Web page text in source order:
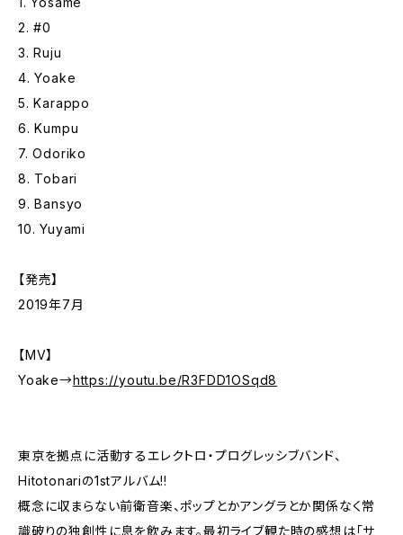
2. #0
3. Ruju
4. Yoake
5. Karappo
6. Kumpu
7. Odoriko
8. Tobari
9. Bansyo
10. Yuyami
【発売】
2019年7月
【MV】
Yoake→https://youtu.be/R3FDD1OSqd8
東京を拠点に活動するエレクトロ・プログレッシブバンド、
Hitotonariの1stアルバム!!
概念に収まらない前衛音楽、ポップとかアングラとか関係なく常
識破りの独創性に息を飲みます。最初ライブ観た時の感想は「サ